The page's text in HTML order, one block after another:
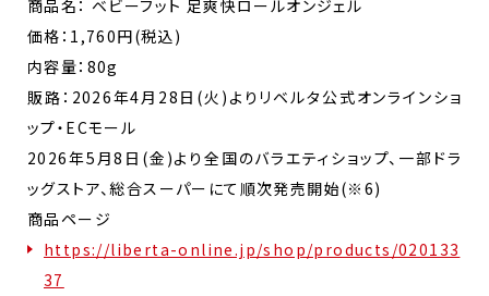
商品名： ベビーフット 足爽快ロールオンジェル
価格：1,760円(税込)
内容量：80g
販路：2026年4月28日(火)よりリベルタ公式オンラインショ
ップ・ECモール
2026年5月8日(金)より全国のバラエティショップ、一部ドラ
ッグストア、総合スーパーにて順次発売開始(※6)
商品ページ
https://liberta-online.jp/shop/products/020133
37